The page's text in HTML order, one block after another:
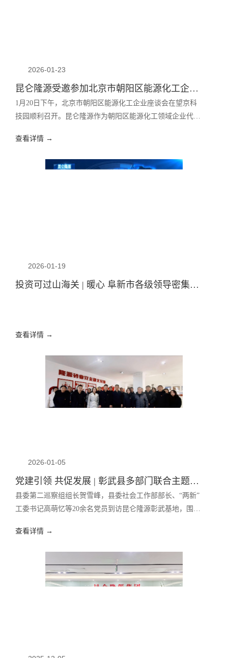
2026-01-23
昆仑隆源受邀参加北京市朝阳区能源化工企业座谈会！
1月20日下午，北京市朝阳区能源化工企业座谈会在望京科
技园顺利召开。昆仑隆源作为朝阳区能源化工领域企业代表
展、共谋未来。
查看详情 →
2026-01-19
投资可过山海关 | 暖心 阜新市各级领导密集到访昆仑隆源！ ——我为阜新营商环境代言
查看详情 →
2026-01-05
党建引领 共促发展 | 彰武县多部门联合主题党日活动走进昆仑隆源彰武基地
县委第二巡察组组长贺雪峰，县委社会工作部部长、“两新”
工委书记高萌忆等20余名党员到访昆仑隆源彰武基地，围绕
查看详情 →